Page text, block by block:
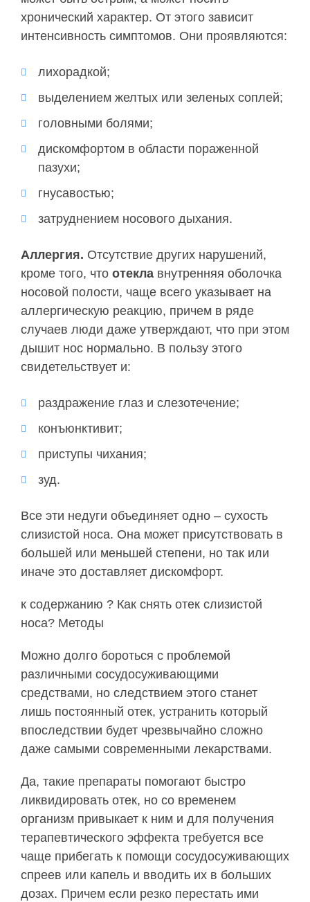
хронический характер. От этого зависит
интенсивность симптомов. Они проявляются:
лихорадкой;
выделением желтых или зеленых соплей;
головными болями;
дискомфортом в области пораженной
пазухи;
гнусавостью;
затруднением носового дыхания.
Аллергия. Отсутствие других нарушений,
кроме того, что отекла внутренняя оболочка
носовой полости, чаще всего указывает на
аллергическую реакцию, причем в ряде
случаев люди даже утверждают, что при этом
дышит нос нормально. В пользу этого
свидетельствует и:
раздражение глаз и слезотечение;
конъюнктивит;
приступы чихания;
зуд.
Все эти недуги объединяет одно – сухость
слизистой носа. Она может присутствовать в
большей или меньшей степени, но так или
иначе это доставляет дискомфорт.
к содержанию ? Как снять отек слизистой
носа? Методы
Можно долго бороться с проблемой
различными сосудосуживающими
средствами, но следствием этого станет
лишь постоянный отек, устранить который
впоследствии будет чрезвычайно сложно
даже самыми современными лекарствами.
Да, такие препараты помогают быстро
ликвидировать отек, но со временем
организм привыкает к ним и для получения
терапевтического эффекта требуется все
чаще прибегать к помощи сосудосуживающих
спреев или капель и вводить их в больших
дозах. Причем если резко перестать ими